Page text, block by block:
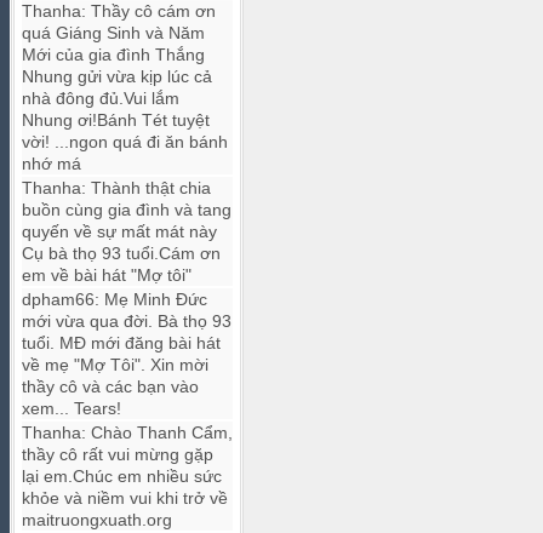
Thanha: Thầy cô cám ơn
quá Giáng Sinh và Năm
Mới của gia đình Thắng
Nhung gửi vừa kịp lúc cả
nhà đông đủ.Vui lắm
Nhung ơi!Bánh Tét tuyệt
vời! ...ngon quá đi ăn bánh
nhớ má
Thanha: Thành thật chia
buồn cùng gia đình và tang
quyến về sự mất mát này
Cụ bà thọ 93 tuổi.Cám ơn
em về bài hát "Mợ tôi"
dpham66: Mẹ Minh Đức
mới vừa qua đời. Bà thọ 93
tuổi. MĐ mới đăng bài hát
về mẹ "Mợ Tôi". Xin mời
thầy cô và các bạn vào
xem... Tears!
Thanha: Chào Thanh Cẩm,
thầy cô rất vui mừng gặp
lại em.Chúc em nhiều sức
khỏe và niềm vui khi trở về
maitruongxuath.org